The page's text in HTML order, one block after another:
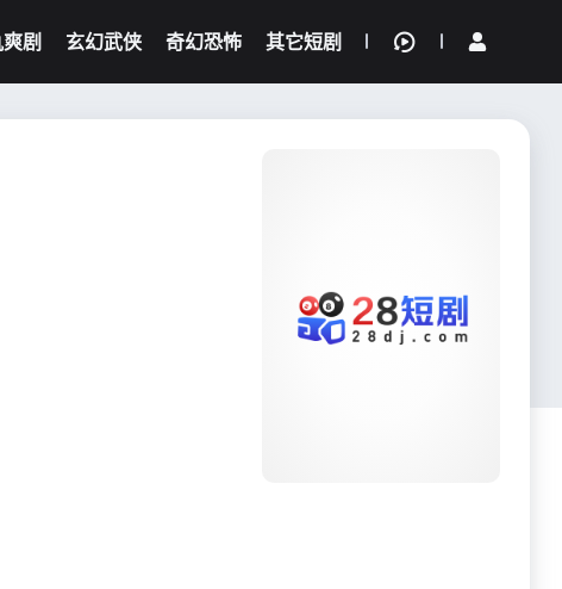
剧 玄幻武侠 奇幻恐怖 其它短剧
我的观影记录